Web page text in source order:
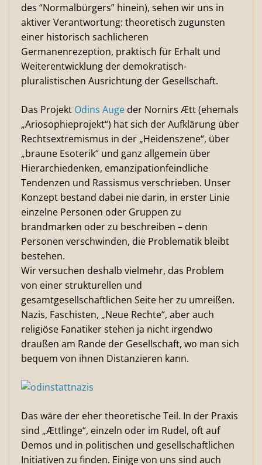
des “Normalbürgers” hinein), sehen wir uns in
aktiver Verantwortung: theoretisch zugunsten
einer historisch sachlicheren
Germanenrezeption, praktisch für Erhalt und
Weiterentwicklung der demokratisch-
pluralistischen Ausrichtung der Gesellschaft.
Das Projekt Odins Auge der Nornirs Ætt (ehemals
„Ariosophieprojekt“) hat sich der Aufklärung über
Rechtsextremismus in der „Heidenszene“, über
„braune Esoterik“ und ganz allgemein über
Hierarchiedenken, emanzipationfeindliche
Tendenzen und Rassismus verschrieben. Unser
Konzept bestand dabei nie darin, in erster Linie
einzelne Personen oder Gruppen zu
brandmarken oder zu beschreiben – denn
Personen verschwinden, die Problematik bleibt
bestehen.
Wir versuchen deshalb vielmehr, das Problem
von einer strukturellen und
gesamtgesellschaftlichen Seite her zu umreißen.
Nazis, Faschisten, „Neue Rechte“, aber auch
religiöse Fanatiker stehen ja nicht irgendwo
draußen am Rande der Gesellschaft, wo man sich
bequem von ihnen Distanzieren kann.
Das wäre der eher theoretische Teil. In der Praxis
sind „Ættlinge“, einzeln oder im Rudel, oft auf
Demos und in politischen und gesellschaftlichen
Initiativen zu finden. Einige von uns sind auch